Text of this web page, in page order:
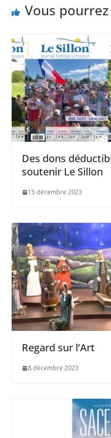
Vous
Des dons
soutenir Le Sillon
15 décembre 2023
Regard sur l’Art
8 décembre 2023